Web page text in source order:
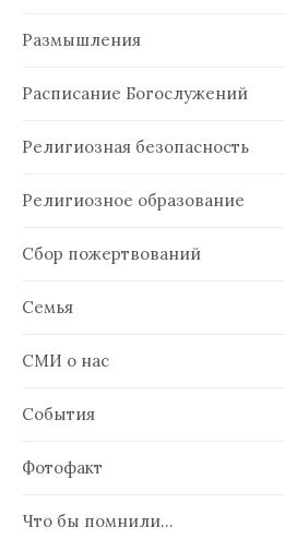
Размышления
Расписание Богослужений
Религиозная безопасность
Религиозное образование
Сбор пожертвований
Семья
СМИ о нас
События
Фотофакт
Что бы помнили…